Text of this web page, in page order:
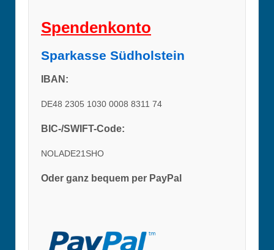
Spendenkonto
Sparkasse Südholstein
IBAN:
DE48 2305 1030 0008 8311 74
BIC-/SWIFT-Code:
NOLADE21SHO
Oder ganz bequem per PayPal